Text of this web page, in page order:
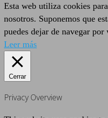
Esta web utiliza cookies
nosotros. Suponemos que
puedes dejar de navegar por
Leer más
Cerrar
Privacy Overview